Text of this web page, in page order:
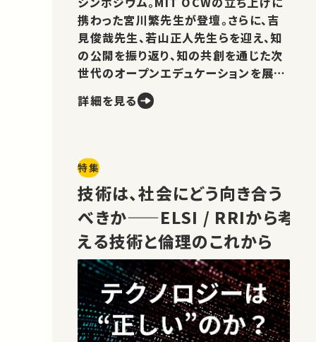
携わった宮川繁先生が登壇。さらに、吉
見俊哉先生、若山正人先生らを迎え、知
の公開を振り返り、知の共創を通じた次
世代のオープンエデュケーションを展望
詳細を見る
特集
技術は、社会にどう向き合う
べきか——ELSI / RRIから考
える技術と倫理のこれから